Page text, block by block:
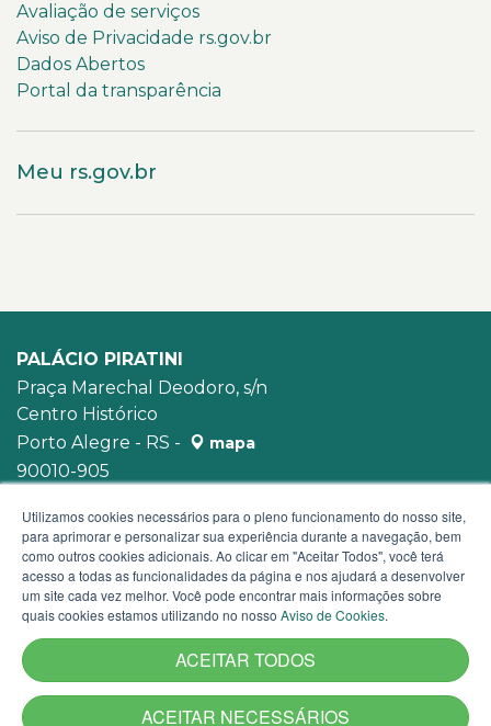
Avaliação de serviços
Aviso de Privacidade rs.gov.br
Dados Abertos
Portal da transparência
Meu rs.gov.br
PALÁCIO PIRATINI
Praça Marechal Deodoro, s/n
Centro Histórico
Porto Alegre - RS -
mapa
90010-905
Utilizamos cookies necessários para o pleno funcionamento do nosso site,
para aprimorar e personalizar sua experiência durante a navegação, bem
como outros cookies adicionais. Ao clicar em "Aceitar Todos", você terá
acesso a todas as funcionalidades da página e nos ajudará a desenvolver
um site cada vez melhor. Você pode encontrar mais informações sobre
quais cookies estamos utilizando no nosso Aviso de Cookies.
ACEITAR TODOS
ACEITAR NECESSÁRIOS